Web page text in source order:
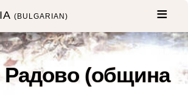
(BULGARIAN)
Радово (община